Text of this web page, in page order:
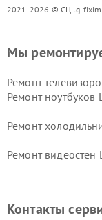
2021-2026 © СЦ lg-
Мы
Ремонт
Ремонт ноутбуков
Ремонт
Ремонт видеостен
Ремонт
Контакты